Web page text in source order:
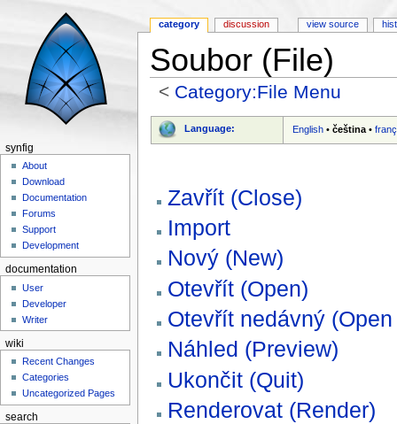
Soubor (File)
< Category:File Menu
Language: English •čeština •
Zavřít (Close)
Import
Nový (New)
Otevřít (Open)
Otevřít nedávný
Náhled (Preview)
Ukončit (Quit)
Renderovat (Render)
category discussion view source
synfig
About
Download
Documentation
Forums
Support
Development
documentation
User
Developer
Writer
wiki
Recent Changes
Categories
Uncategorized Pages
search